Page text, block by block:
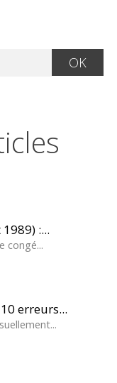
:...
congé...
erreurs...